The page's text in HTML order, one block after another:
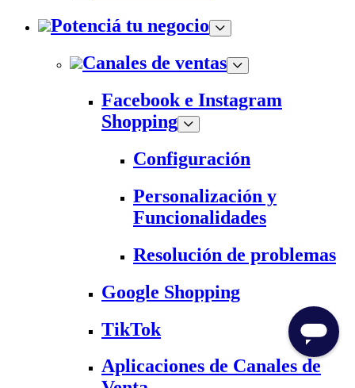
Potenciá tu negocio
Canales de ventas
Facebook e Instagram
Shopping
Configuración
Personalización y
Funcionalidades
Resolución de problemas
Google Shopping
TikTok
Aplicaciones de Canales de